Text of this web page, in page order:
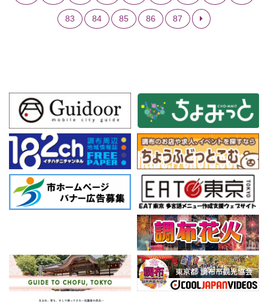
83 84 85 86 87